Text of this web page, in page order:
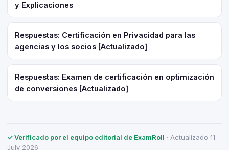
y Explicaciones
Respuestas: Certificación en Privacidad para las
agencias y los socios [Actualizado]
Respuestas: Examen de certificación en optimización
de conversiones [Actualizado]
✓ Verificado por el equipo editorial de ExamRoll · Actualizado 11
July 2026